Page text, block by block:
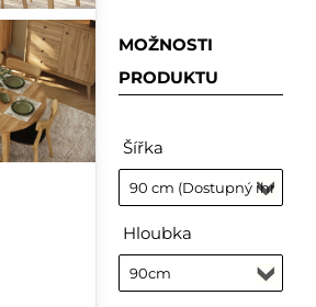
MOŽNOSTI
PRODUKTU
Šířka
Hloubka